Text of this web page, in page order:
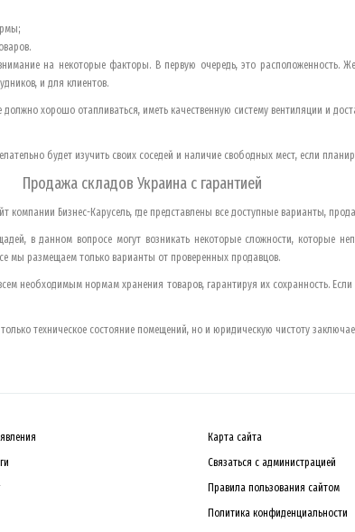
на некоторые факторы. В первую очередь, это расположенность.
и для клиентов.
хорошо отапливаться, иметь качественную систему вентиляции и
будет изучить своих соседей и наличие свободных мест, если
Продажа складов Украинас гарантией
компании Бизнес-Карусель, где представлены все доступные варианты,
в данном вопросе могут возникать некоторые сложности, которые
мы размещаем только варианты от проверенных продавцов.
необходимым нормам хранения товаров, гарантируя их сохранность.
техническое состояние помещений, но и юридическую чистоту
Карта сайта
Связаться с администрацией
Правила пользования сайтом
Политика конфиденциальности